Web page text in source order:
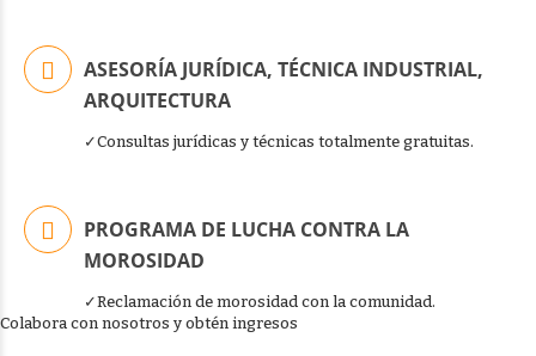
ASESORÍA JURÍDICA, TÉCNICA INDUSTRIAL,
ARQUITECTURA
✓Consultas jurídicas y técnicas totalmente gratuitas.
PROGRAMA DE LUCHA CONTRA LA
MOROSIDAD
✓Reclamación de morosidad con la comunidad.
Colabora con nosotros y obtén ingresos